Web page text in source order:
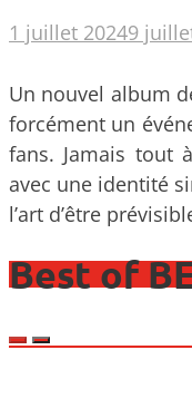
1 juillet 20249
Un nouvel album
forcément un
fans. Jamais tout
avec une identité
l’art d’être
Best of